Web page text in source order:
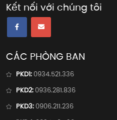
Kết nối với chúng tôi
CÁC PHÒNG BAN
PKD1:0934.521.336
PKD2:0936.281.836
PKD3:0906.211.236